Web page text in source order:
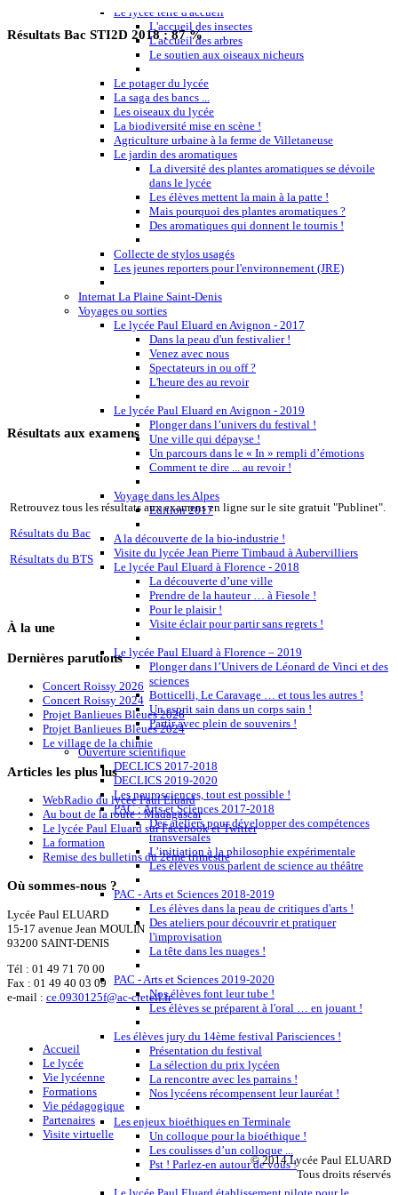
Le lycée terre d'accueil
L'accueil des insectes
L'accueil des arbres
Le soutien aux oiseaux nicheurs
Le potager du lycée
La saga des bancs ...
Les oiseaux du lycée
La biodiversité mise en scène !
Agriculture urbaine à la ferme de Villetaneuse
Le jardin des aromatiques
La diversité des plantes aromatiques se dévoile
dans le lycée
Les élèves mettent la main à la patte !
Mais pourquoi des plantes aromatiques ?
Des aromatiques qui donnent le tournis !
Collecte de stylos usagés
Les jeunes reporters pour l'environnement (JRE)
Internat La Plaine Saint-Denis
Voyages ou sorties
Le lycée Paul Eluard en Avignon - 2017
Dans la peau d'un festivalier !
Venez avec nous
Spectateurs in ou off ?
L'heure des au revoir
Le lycée Paul Eluard en Avignon - 2019
Plonger dans l’univers du festival !
Une ville qui dépayse !
Un parcours dans le « In » rempli d’émotions
Comment te dire ... au revoir !
Voyage dans les Alpes
Edition 2017
A la découverte de la bio-industrie !
Visite du lycée Jean Pierre Timbaud à Aubervilliers
Le lycée Paul Eluard à Florence - 2018
La découverte d’une ville
Prendre de la hauteur … à Fiesole !
Pour le plaisir !
Visite éclair pour partir sans regrets !
Le lycée Paul Eluard à Florence – 2019
Plonger dans l’Univers de Léonard de Vinci et des
sciences
Botticelli, Le Caravage … et tous les autres !
Un esprit sain dans un corps sain !
Partir avec plein de souvenirs !
Ouverture scientifique
DECLICS 2017-2018
DECLICS 2019-2020
Les neurosciences, tout est possible !
PAC : Arts et Sciences 2017-2018
Des ateliers pour développer des compétences
transversales
L’initiation à la philosophie expérimentale
Les élèves vous parlent de science au théâtre
PAC - Arts et Sciences 2018-2019
Les élèves dans la peau de critiques d'arts !
Des ateliers pour découvrir et pratiquer
l'improvisation
La tête dans les nuages !
PAC - Arts et Sciences 2019-2020
Nos élèves font leur tube !
Les élèves se préparent à l'oral … en jouant !
Les élèves jury du 14ème festival Parisciences !
Présentation du festival
La sélection du prix lycéen
La rencontre avec les parrains !
Nos lycéens récompensent leur lauréat !
Les enjeux bioéthiques en Terminale
Un colloque pour la bioéthique !
Les coulisses d’un colloque ...
Pst ! Parlez-en autour de vous !
Résultats Bac STI2D 2018 : 87 %
Résultats aux examens
Retrouvez tous les résultats aux examens en ligne sur le site gratuit "Publinet".
Résultats du Bac
Résultats du BTS
À la une
Dernières parutions
Concert Roissy 2026
Concert Roissy 2024
Projet Banlieues Bleues 2026
Projet Banlieues Bleues 2024
Le village de la chimie
Articles les plus lus
WebRadio du lycée Paul Eluard
Au bout de la route : Madagascar
Le lycée Paul Eluard sur Facebook et Twitter
La formation
Remise des bulletins du 2ème trimestre
Où sommes-nous ?
Lycée Paul ELUARD
15-17 avenue Jean MOULIN
93200 SAINT-DENIS
Tél : 01 49 71 70 00
Fax : 01 49 40 03 09
e-mail : ce.0930125f@ac-creteil.fr
Accueil
Le lycée
Vie lycéenne
Formations
Vie pédagogique
Partenaires
Visite virtuelle
© 2014 Lycée Paul ELUARD
Tous droits réservés